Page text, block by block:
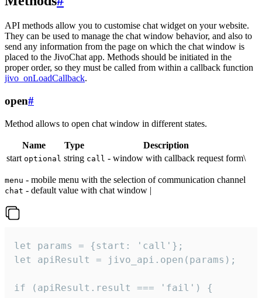
API methods allow you to customise chat widget on your website.
They can be used to manage the chat window behavior, and also to
send any information from the page on which the chat window is
placed to the JivoChat app. Methods should be initiated in the
proper order, so they must be called from within a callback function
jivo_onLoadCallback.
open#
Method allows to open chat window in different states.
Name Type
Description
start optional string call - window with callback request form\
menu - mobile menu with the selection of communication channel
chat - default value with chat window |
let params = {start: 'call'};
let apiResult = jivo_api.open(params);
if (apiResult.result === 'fail') {